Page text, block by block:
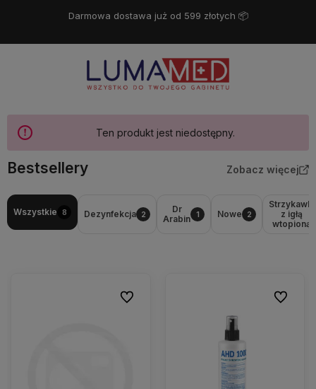
Darmowa dostawa już od 599 złotych 📦
Ten produkt jest niedostępny.
Bestsellery Zobacz więcej
Wszystkie 8 Dezynfekcja 2
Dr
Arabin 1 Nowe 2
Strzykawki
z igłą
wtopioną
Do ulubionych Do